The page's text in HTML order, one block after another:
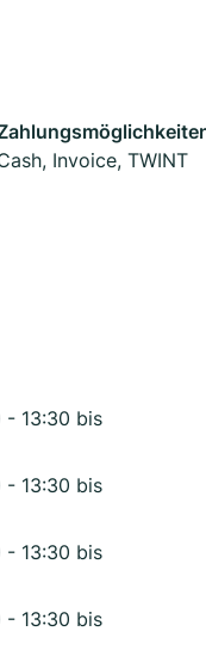
Invoice, TWINT
- 13:30 bis
- 13:30 bis
- 13:30 bis
- 13:30 bis